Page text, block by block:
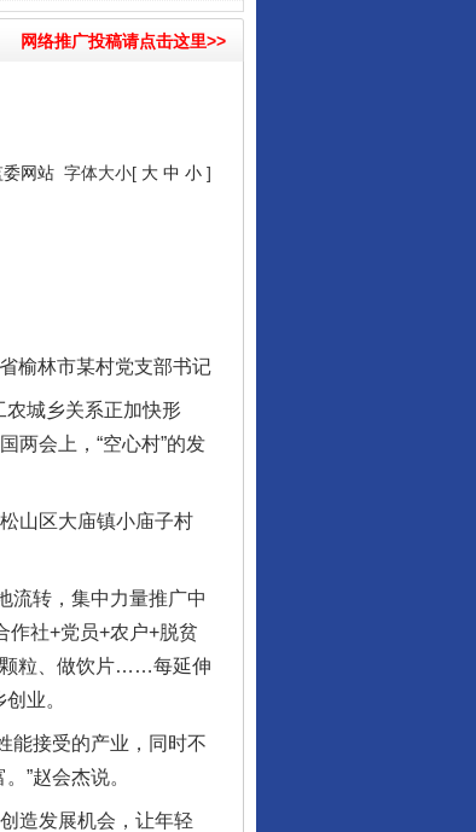
网络推广投稿请点击这里>>
网站 字体大小[ 大 中 小 ]
林市某村党支部书记
城乡关系正加快形
两会上，“空心村”的发
山区大庙镇小庙子村
转，集中力量推广中
作社+党员+农户+脱贫
颗粒、做饮片……每延伸
业。
能接受的产业，同时不
”赵会杰说。
造发展机会，让年轻
年窑火 生生不息